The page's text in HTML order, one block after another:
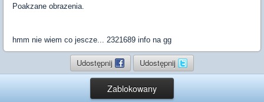
Poakzane obrazenia.
hmm nie wiem co jescze... 2321689 info na gg
Udostępnij Udostępnij
Zablokowany